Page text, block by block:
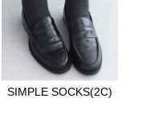
SIMPLE SOCKS(2C)